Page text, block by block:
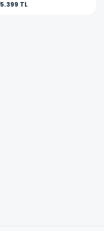
5.399 TL